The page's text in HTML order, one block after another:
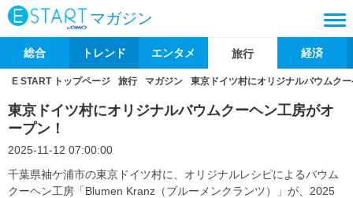
マガジン
総合 トレンド エンタメ 旅行 経済
E START トップページ 旅行 マガジン 東京ドイツ村にオリジナルバウムク
東京ドイツ村にオリジナルバウムクーヘン工房がオ
ープン！
2025-11-12 07:00:00
千葉県袖ケ浦市の東京ドイツ村に、オリジナルレシピによるバウム
クーヘン工房「Blumen Kranz（ブルーメンクランツ）」が、2025